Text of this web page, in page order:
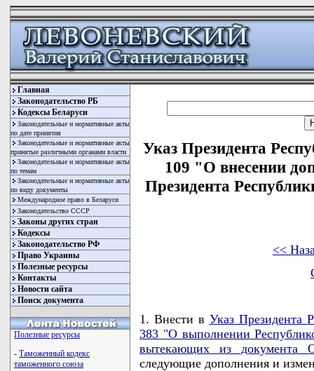
Главная
Законодательство РБ
Кодексы Беларуси
Законодательные и нормативные акты
по дате принятия
Законодательные и нормативные акты
принятые различными органами власти
Законодательные и нормативные акты
по темам
Законодательные и нормативные акты
по виду документы
Международное право в Беларуси
Законодательство СССР
Законы других стран
Кодексы
Законодательство РФ
Право Украины
Полезные ресурсы
Контакты
Новости сайта
Поиск документа
Полезные ресурсы
- Таможенный кодекс
таможенного союза
Указ Президента
109 "О внесении
Президента
<<
1. Внести в Указ Президента
383 "О выполнении
вытекающих из документа
следующие дополнения и